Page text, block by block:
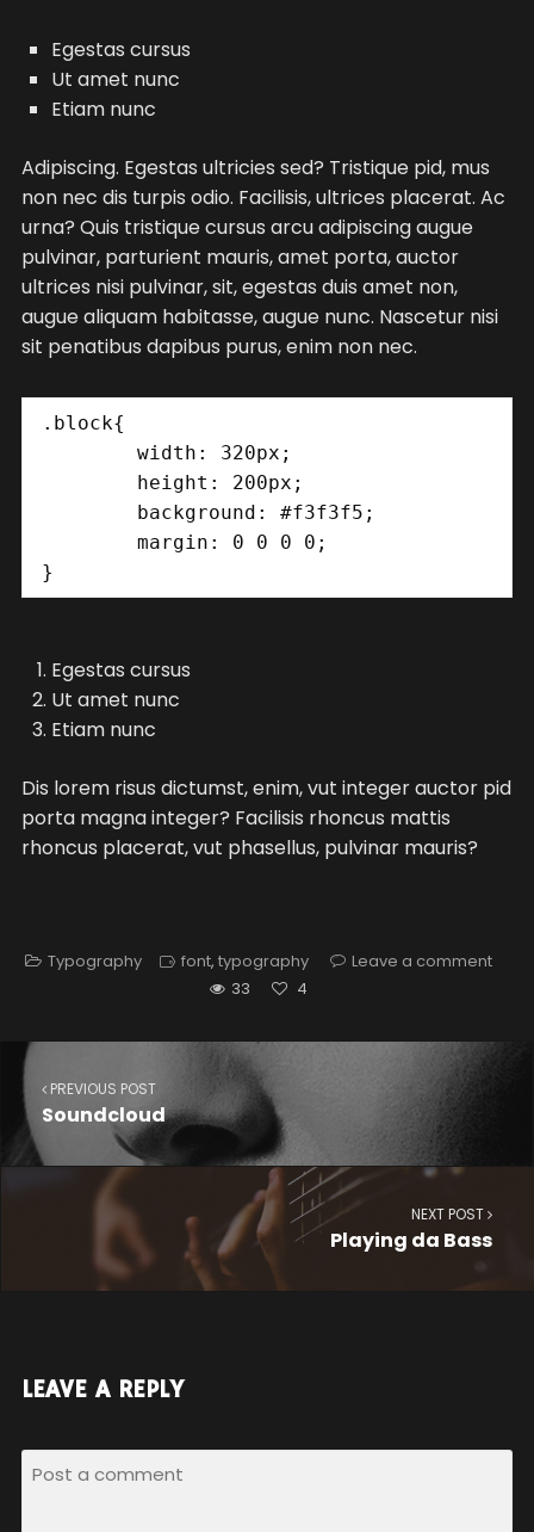
Egestas cursus
Ut amet nunc
Etiam nunc
Adipiscing. Egestas ultricies sed? Tristique pid, mus
non nec dis turpis odio. Facilisis, ultrices placerat. Ac
urna? Quis tristique cursus arcu adipiscing augue
pulvinar, parturient mauris, amet porta, auctor
ultrices nisi pulvinar, sit, egestas duis amet non,
augue aliquam habitasse, augue nunc. Nascetur nisi
sit penatibus dapibus purus, enim non nec.
.block{
}
Egestas cursus
Ut amet nunc
Etiam nunc
Dis lorem risus dictumst, enim, vut integer auctor pid
porta magna integer? Facilisis rhoncus mattis
rhoncus placerat, vut phasellus, pulvinar mauris?
Typography font, typography
Leave a comment
33
4
PREVIOUS POST
Soundcloud
NEXT POST
Playing da Bass
LEAVE A REPLY